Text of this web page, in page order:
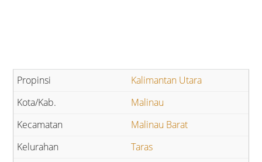
Kalimantan Utara
Malinau
Malinau Barat
Taras